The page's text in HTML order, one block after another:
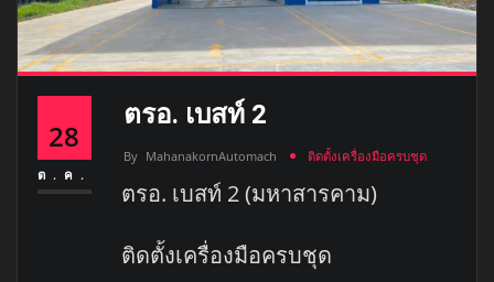
28
ต.ค.
ตรอ. เบสท์ 2
By MahanakornAutomach ติดตั้งเครื่องมือครบชุด
ตรอ. เบสท์ 2 (มหาสารคาม)
ติดตั้งเครื่องมือครบชุด